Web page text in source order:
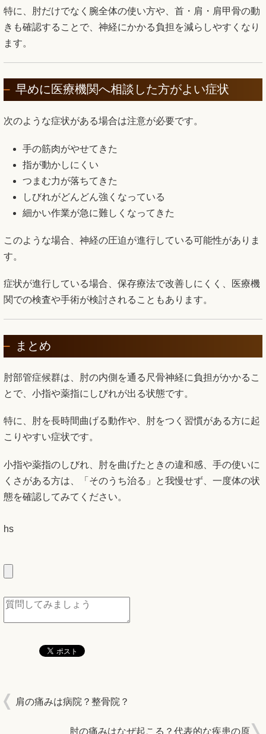
特に、肘だけでなく腕全体の使い方や、首・肩・肩甲骨の動
きも確認することで、神経にかかる負担を減らしやすくなり
ます。
早めに医療機関へ相談した方がよい症状
次のような症状がある場合は注意が必要です。
手の筋肉がやせてきた
指が動かしにくい
つまむ力が落ちてきた
しびれがどんどん強くなっている
細かい作業が急に難しくなってきた
このような場合、神経の圧迫が進行している可能性がありま
す。
症状が進行している場合、保存療法で改善しにくく、医療機
関での検査や手術が検討されることもあります。
まとめ
肘部管症候群は、肘の内側を通る尺骨神経に負担がかかるこ
とで、小指や薬指にしびれが出る状態です。
特に、肘を長時間曲げる動作や、肘をつく習慣がある方に起
こりやすい症状です。
小指や薬指のしびれ、肘を曲げたときの違和感、手の使いに
くさがある方は、「そのうち治る」と我慢せず、一度体の状
態を確認してみてください。
hs
肩の痛みは病院？整骨院？
肘の痛みはなぜ起こる？代表的な疾患の原